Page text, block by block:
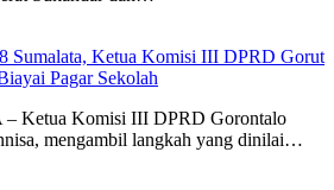
Sumalata, Ketua Komisi III DPRD Gorut
Pagar Sekolah
Ketua Komisi III DPRD Gorontalo
mengambil langkah yang dinilai…